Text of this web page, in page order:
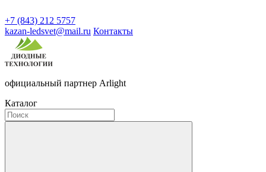
+7 (843) 212 5757
kazan-ledsvet@mail.ru Контакты
официальный партнер Arlight
Каталог